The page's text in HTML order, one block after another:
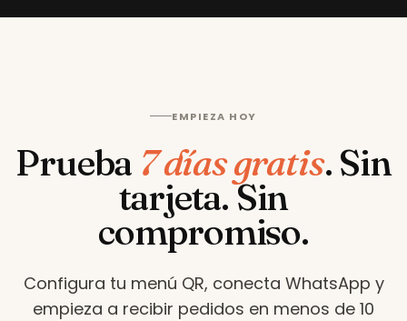
EMPIEZA HOY
Prueba 7 días gratis. Sin
tarjeta. Sin
compromiso.
Configura tu menú QR, conecta WhatsApp y
empieza a recibir pedidos en menos de 10